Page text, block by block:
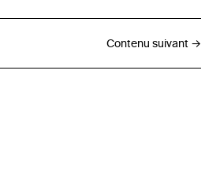
Contenu suivant →